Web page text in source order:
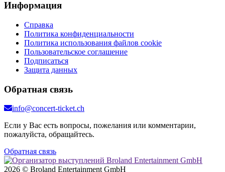
Информация
Справка
Политика конфиденциальности
Политика использования файлов cookie
Пользовательское соглашение
Подписаться
Защита данных
Обратная связь
info@concert-ticket.ch
Если у Вас есть вопросы, пожелания или комментарии,
пожалуйста, обращайтесь.
Обратная связь
2026 © Broland Entertainment GmbH